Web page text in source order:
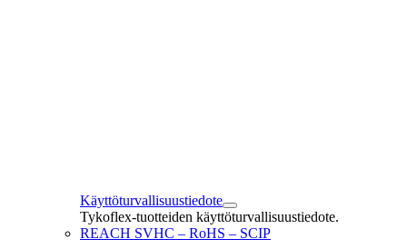
Käyttöturvallisuustiedote
Tykoflex-tuotteiden käyttöturvallisuustiedote.
REACH SVHC – RoHS – SCIP